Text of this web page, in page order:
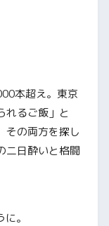
本超え。東京
れるご飯」と
その両方を探し
二日酔いと格闘
。